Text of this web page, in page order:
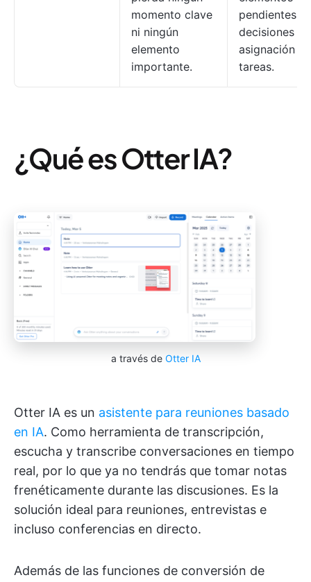
momento clave
ni ningún
elemento
importante.
pendientes,
decisiones y
asignación de
tareas.
¿Qué es Otter IA?
a través de Otter IA
Otter IA es un asistente para reuniones basado
en IA. Como herramienta de transcripción,
escucha y transcribe conversaciones en tiempo
real, por lo que ya no tendrás que tomar notas
frenéticamente durante las discusiones. Es la
solución ideal para reuniones, entrevistas e
incluso conferencias en directo.
Además de las funciones de conversión de